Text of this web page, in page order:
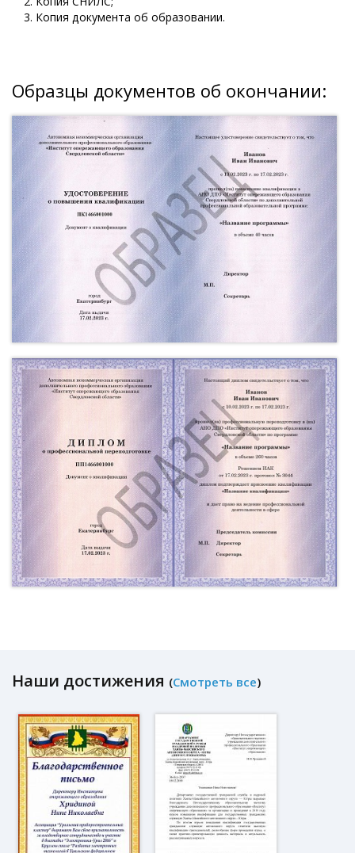
Копия документа об образовании.
Образцы документов об окончании:
Наши достижения (Смотреть все)